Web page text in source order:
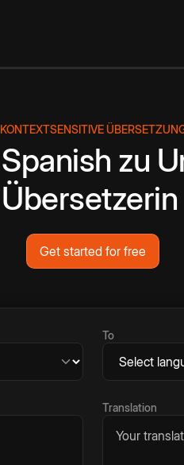
KONTEXTSENSITIVE
Spanish zu
Übersetzerin
Get started for free
To
Translation
Your